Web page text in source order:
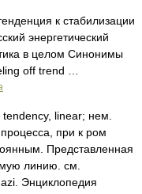
к стабилизации
энергетический
в целом Синонимы
off trend …
linear; нем.
при к ром
Представленная
линию. см.
Энциклопедия